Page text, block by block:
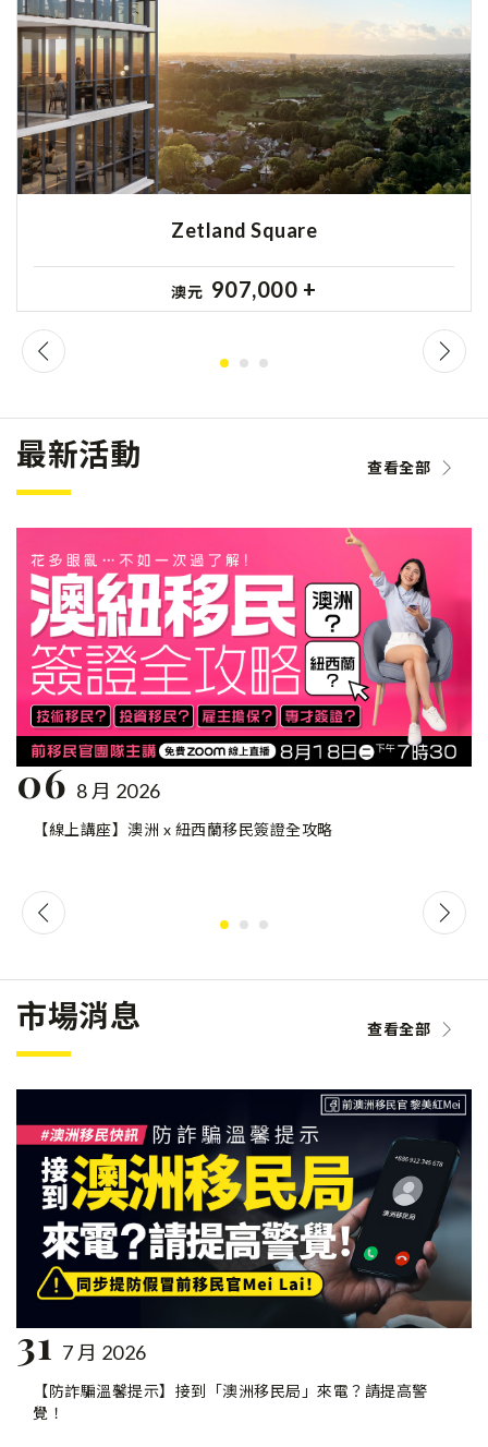
Zetland Square
澳元 907,000 +
最新活動 查看全部
06 8 月 2026
【線上講座】澳洲 x 紐西蘭移民簽證全攻略
市場消息 查看全部
31 7 月 2026
【防詐騙溫馨提示】接到「澳洲移民局」來電？請提高警
覺！